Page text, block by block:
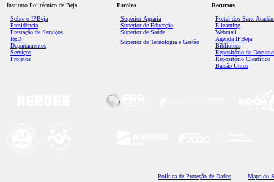
Instituto Politécnico de Beja
Sobre o IPBeja
Presidência
Prestação de Serviços
I&D
Departamentos
Serviços
Projetos
Escolas
Superior Agrária
Superior de Educação
Superior de Saúde
Superior de Tecnologia e Gestão
Recursos
Portal dos Serv.
E-learning
Webmail
Agenda IPBeja
Biblioteca
Repositório de
Repositório Científico
Balcão Único
Política de Proteção de Dados Mapa do